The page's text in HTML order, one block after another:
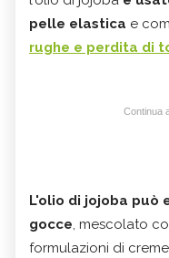
pelle elastica e
rughe e perdita di
Continua
L'olio di jojoba può
gocce, mescolato
formulazioni di